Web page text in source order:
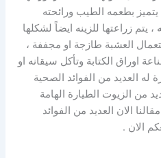
يتميز بطعمه الطيب ورائحته
يتم زراعتها للزينه ايضاً لشكلها
العشبة طازجة او مجففة ،
اوراق الكتابة وتأكل سيقانه او
العديد من الفوائد الصحية
من الزيوت الطيارة الهامة
الان العديد من الفوائد
الان .